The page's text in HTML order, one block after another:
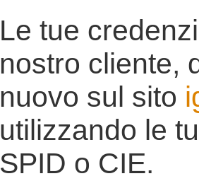
Le tue
nostro cliente,
nuovo sul sito
utilizzando le
SPID o CIE.